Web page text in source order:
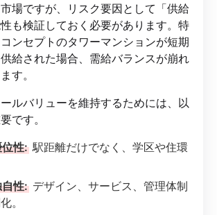
場ですが、リスク要因として「供給
も検証しておく必要があります。特
ンセプトのタワーマンションが短期
給された場合、需給バランスが崩れ
す。
ルバリューを維持するためには、以
です。
性: 駅距離だけでなく、学区や住環
性: デザイン、サービス、管理体制
。